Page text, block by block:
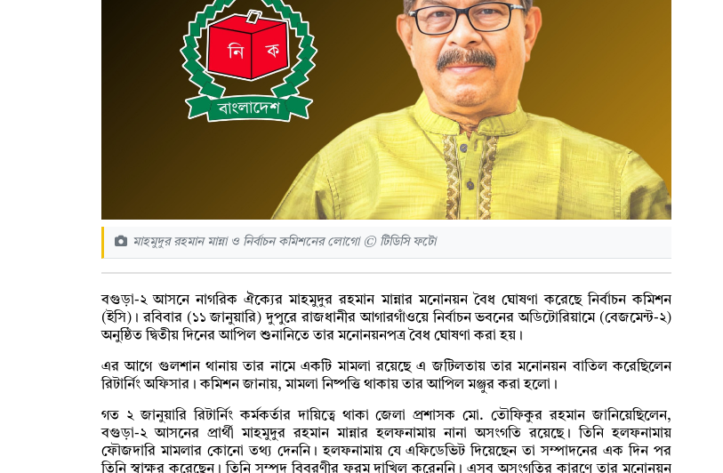
মাহমুদুর রহমান মান্না ও নির্বাচন কমিশনের লোগো © টিডিসি ফটো
বগুড়া-২ আসনে নাগরিক ঐক্যের মাহমুদুর রহমান মান্নার মনোনয়ন বৈধ ঘোষণা করেছে নির্বাচন কমিশন
(ইসি)। রবিবার (১১ জানুয়ারি) দুপুরে রাজধানীর আগারগাঁওয়ে নির্বাচন ভবনের অডিটোরিয়ামে (বেজমেন্ট-২)
অনুষ্ঠিত দ্বিতীয় দিনের আপিল শুনানিতে তার মনোনয়নপত্র বৈধ ঘোষণা করা হয়।
এর আগে গুলশান থানায় তার নামে একটি মামলা রয়েছে এ জটিলতায় তার মনোনয়ন বাতিল করেছিলেন
রিটার্নিং অফিসার। কমিশন জানায়, মামলা নিষ্পত্তি থাকায় তার আপিল মঞ্জুর করা হলো।
গত ২ জানুয়ারি রিটার্নিং কর্মকর্তার দায়িত্বে থাকা জেলা প্রশাসক মো. তৌফিকুর রহমান জানিয়েছিলেন,
বগুড়া-২ আসনের প্রার্থী মাহমুদুর রহমান মান্নার হলফনামায় নানা অসংগতি রয়েছে। তিনি হলফনামায়
ফৌজদারি মামলার কোনো তথ্য দেননি। হলফনামায় যে এফিডেভিট দিয়েছেন তা সম্পাদনের এক দিন পর
তিনি স্বাক্ষর করেছেন। তিনি সম্পদ বিবরণীর ফরম দাখিল করেননি। এসব অসংগতির কারণে তার মনোনয়ন